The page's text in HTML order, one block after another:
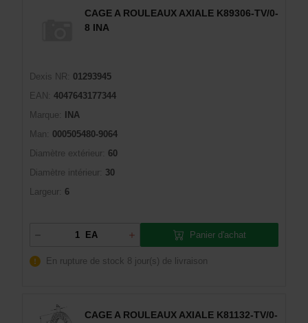
CAGE A ROULEAUX AXIALE K89306-TV/0-
8 INA
Dexis NR:
01293945
EAN:
4047643177344
Marque:
INA
Man:
000505480-9064
Diamètre extérieur: 60
Diamètre intérieur: 30
Largeur: 6
EA Panier d'achat
En rupture de stock 8 jour(s) de livraison
CAGE A ROULEAUX AXIALE K81132-TV/0-